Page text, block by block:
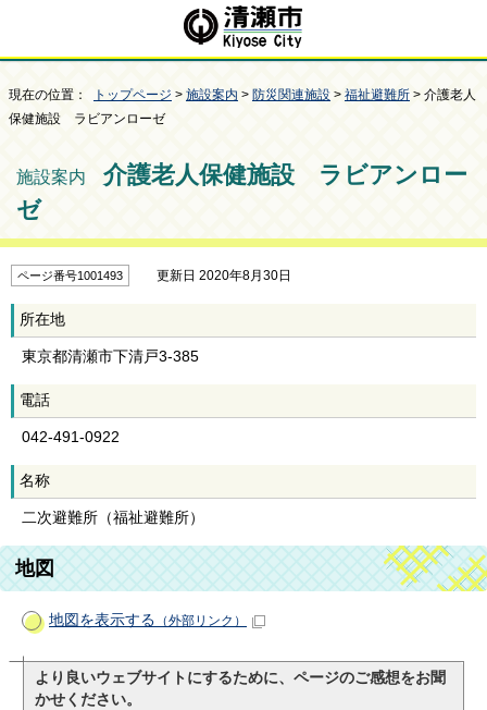
現在の位置： トップページ > 施設案内 > 防災関連施設 > 福祉避難所 > 介護老人
保健施設 ラビアンローゼ
施設案内 介護老人保健施設 ラビアンロー
ゼ
ページ番号1001493 更新日 2020年8月30日
所在地
東京都清瀬市下清戸3-385
電話
042-491-0922
名称
二次避難所（福祉避難所）
地図
地図を表示する （外部リンク）
より良いウェブサイトにするために、ページのご感想をお聞
かせください。